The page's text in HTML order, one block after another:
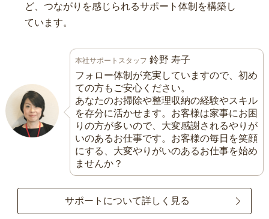
ど、つながりを感じられるサポート体制を構築し
ています。
本社サポートスタッフ 鈴野 寿子
フォロー体制が充実していますので、初め
ての方もご安心ください。
あなたのお掃除や整理収納の経験やスキル
を存分に活かせます。お客様は家事にお困
りの方が多いので、大変感謝されるやりが
いのあるお仕事です。お客様の毎日を笑顔
にする、大変やりがいのあるお仕事を始め
ませんか？
サポートについて詳しく見る